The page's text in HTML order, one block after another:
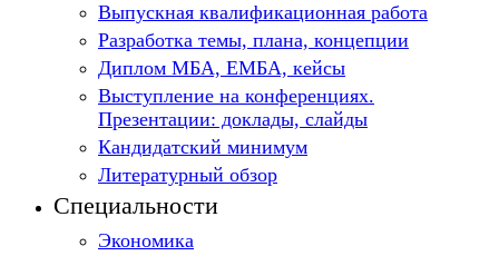
Выпускная квалификационная работа
Разработка темы, плана, концепции
Диплом МБА, ЕМБА, кейсы
Выступление на конференциях.
Презентации: доклады, слайды
Кандидатский минимум
Литературный обзор
Специальности
Экономика